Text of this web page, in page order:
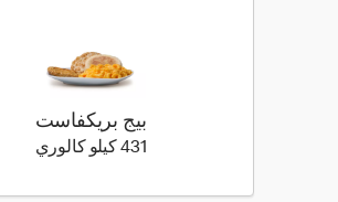
بيج بريكفاست
431 كيلو كالوري